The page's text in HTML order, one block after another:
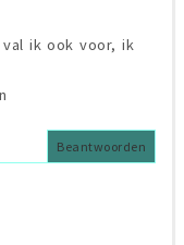
val ik ook voor, ik
Beantwoorden